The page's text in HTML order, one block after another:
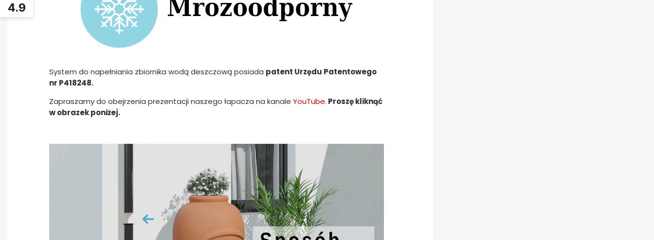
System do napełniania zbiornika wodą deszczową posiada patent Urzędu Patentowego
nr P418248.
Zapraszamy do obejrzenia prezentacji naszego łapacza na kanale YouTube. Proszę kliknąć
w obrazek poniżej.
4.9